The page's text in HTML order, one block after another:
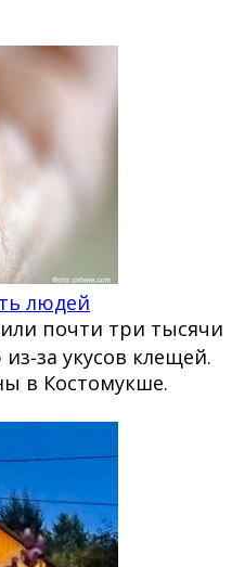
людей
почти три тысячи
укусов клещей.
в Костомукше.